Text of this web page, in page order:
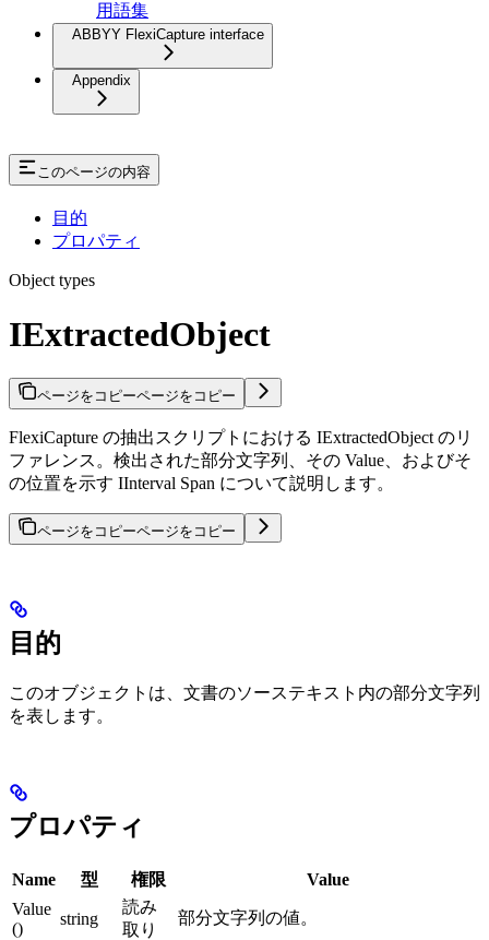
用語集
ABBYY FlexiCapture interface
Appendix
このページの内容
目的
プロパティ
Object types
IExtractedObject
ページをコピーページをコピー
FlexiCapture の抽出スクリプトにおける IExtractedObject のリ
ファレンス。検出された部分文字列、その Value、およびそ
の位置を示す IInterval Span について説明します。
ページをコピーページをコピー
目的
このオブジェクトは、文書のソーステキスト内の部分文字列
を表します。
プロパティ
Name 型 権限
Value
Value
()
string
読み
取り
部分文字列の値。